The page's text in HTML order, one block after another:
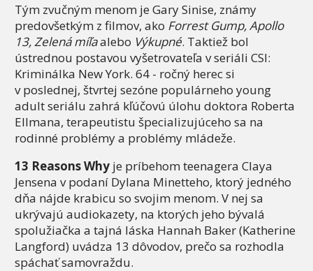
Tým zvučným menom je Gary Sinise, známy
predovšetkým z filmov, ako Forrest Gump, Apollo
13, Zelená míľaalebo Výkupné. Taktiež bol
ústrednou postavou vyšetrovateľa v seriáli CSI:
Kriminálka New York. 64 - ročný herec si
v poslednej, štvrtej sezóne populárneho young
adult seriálu zahrá kľúčovú úlohu doktora Roberta
Ellmana, terapeutistu špecializujúceho sa na
rodinné problémy a problémy mládeže.
13 Reasons Why je príbehom teenagera Claya
Jensena v podaní Dylana Minetteho, ktorý jedného
dňa nájde krabicu so svojim menom. V nej sa
ukrývajú audiokazety, na ktorých jeho bývalá
spolužiačka a tajná láska Hannah Baker (Katherine
Langford) uvádza 13 dôvodov, prečo sa rozhodla
spáchať samovraždu.